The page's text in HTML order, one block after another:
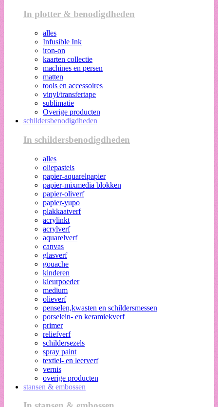
In plotter & benodigdheden
alles
Infusible Ink
iron-on
kaarten collectie
machines en persen
matten
tools en accessoires
vinyl/transfertape
sublimatie
Overige producten
schildersbenodigdheden
In schildersbenodigdheden
alles
oliepastels
papier-aquarelpapier
papier-mixmedia blokken
papier-oliverf
papier-yupo
plakkaatverf
acrylinkt
acrylverf
aquarelverf
canvas
glasverf
gouache
kinderen
kleurpoeder
medium
olieverf
penselen,kwasten en schildersmessen
porselein- en keramiekverf
primer
reliefverf
schildersezels
spray paint
textiel- en leerverf
vernis
overige producten
stansen & embossen